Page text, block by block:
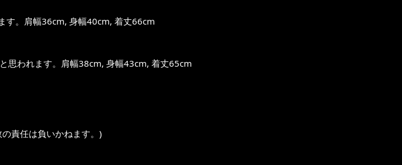
す。肩幅36cm, 身幅40cm, 着丈66cm
思われます。肩幅38cm, 身幅43cm, 着丈65cm
責任は負いかねます。)